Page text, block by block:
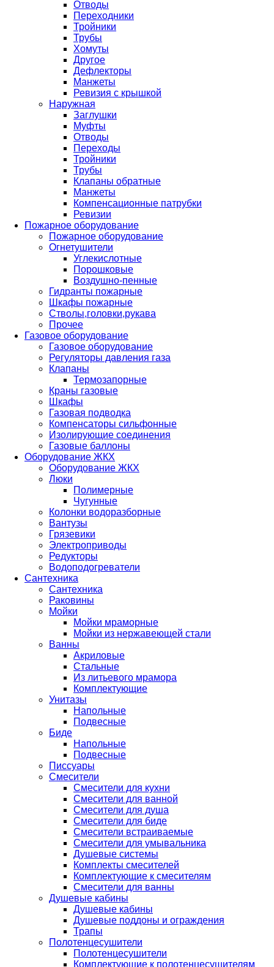
Отводы
Переходники
Тройники
Трубы
Хомуты
Другое
Дефлекторы
Манжеты
Ревизия с крышкой
Наружная
Заглушки
Муфты
Отводы
Переходы
Тройники
Трубы
Клапаны обратные
Манжеты
Компенсационные патрубки
Ревизии
Пожарное оборудование
Пожарное оборудование
Огнетушители
Углекислотные
Порошковые
Воздушно-пенные
Гидранты пожарные
Шкафы пожарные
Стволы,головки,рукава
Прочее
Газовое оборудование
Газовое оборудование
Регуляторы давления газа
Клапаны
Термозапорные
Краны газовые
Шкафы
Газовая подводка
Компенсаторы сильфонные
Изолирующие соединения
Газовые баллоны
Оборудование ЖКХ
Оборудование ЖКХ
Люки
Полимерные
Чугунные
Колонки водоразборные
Вантузы
Грязевики
Электроприводы
Редукторы
Водоподогреватели
Сантехника
Сантехника
Раковины
Мойки
Мойки мраморные
Мойки из нержавеющей стали
Ванны
Акриловые
Стальные
Из литьевого мрамора
Комплектующие
Унитазы
Напольные
Подвесные
Биде
Напольные
Подвесные
Писсуары
Смесители
Смесители для кухни
Смесители для ванной
Смесители для душа
Смесители для биде
Смесители встраиваемые
Смесители для умывальника
Душевые системы
Комплекты смесителей
Комплектующие к смесителям
Смесители для ванны
Душевые кабины
Душевые кабины
Душевые поддоны и ограждения
Трапы
Полотенцесушители
Полотенцесушители
Комплектующие к полотенцесушителям